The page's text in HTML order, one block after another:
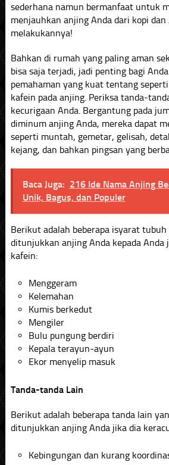
sederhana namun bermanfaat untuk
menjauhkan anjing Anda dari kopi dan
melakukannya!
Bahkan di rumah yang paling aman
bisa saja terjadi, jadi penting bagi
pemahaman yang kuat tentang
kafein pada anjing. Periksa tanda-
kecurigaan Anda. Bergantung pada
diminum anjing Anda, mereka dapat
seperti muntah, gemetar, gelisah,
kejang, dan bahkan pingsan yang
Baca Juga: 216 Ide Nama Anjing
Unik, Bagus, dan Populer
Berikut adalah beberapa isyarat
ditunjukkan anjing Anda kepada Anda
kafein:
Menggeram
Kelemahan
Kumis berkedut
Mengiler
Bulu pungung berdiri
Kepala terayun-ayun
Ekor menyelip masuk
Tanda-tanda Lain
Berikut adalah beberapa tanda lain
ditunjukkan anjing Anda jika dia
Kebingungan dan kurang